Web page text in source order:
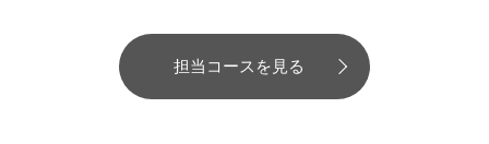
担当コースを見る